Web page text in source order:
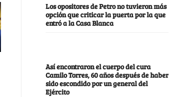
Los opositores de Petro no tuvieron más
opción que criticar la puerta por la que
entró a la Casa Blanca
Así encontraron el cuerpo del cura
Camilo Torres, 60 años después de haber
sido escondido por un general del
Ejército